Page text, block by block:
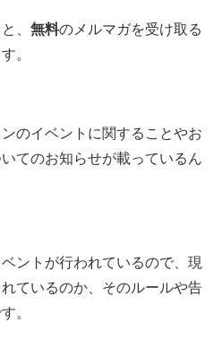
、 無料のメルマガを受け取る
。
のイベントに関することやお
てのお知らせが載っているん
ントが行われているので、現
ているのか、そのルールや告
。